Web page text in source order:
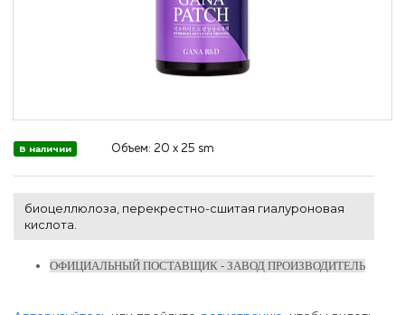
В наличии Объем: 20 х 25 sm
биоцеллюлоза, перекрестно-сшитая гиалуроновая
кислота.
ОФИЦИАЛЬНЫЙ ПОСТАВЩИК - ЗАВОД ПРОИЗВОДИТЕЛЬ